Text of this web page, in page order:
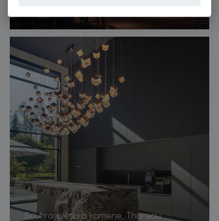
Souhra světla a kamene, Thansau